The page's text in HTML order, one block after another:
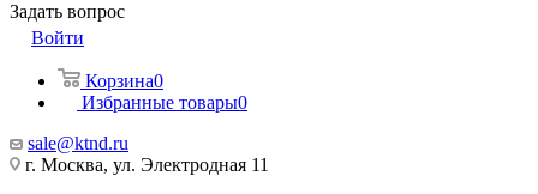
Задать вопрос
Войти
Корзина0
Избранные товары0
sale@ktnd.ru
г. Москва, ул. Электродная 11